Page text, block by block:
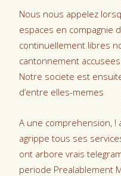
Nous nous appelez
espaces en compagnie
continuellement libres
cantonnement
Notre societe est
d’entre elles-memes
A une comprehension, !
agrippe tous ses
ont arbore vrais
periode Prealablement